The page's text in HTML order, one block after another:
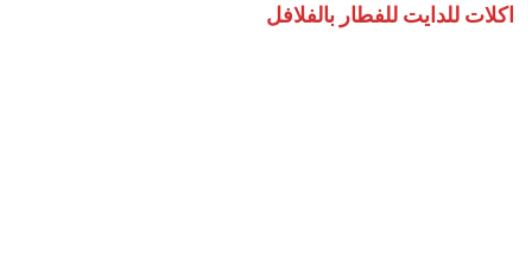
اكلات للدايت للفطار بالفلافل